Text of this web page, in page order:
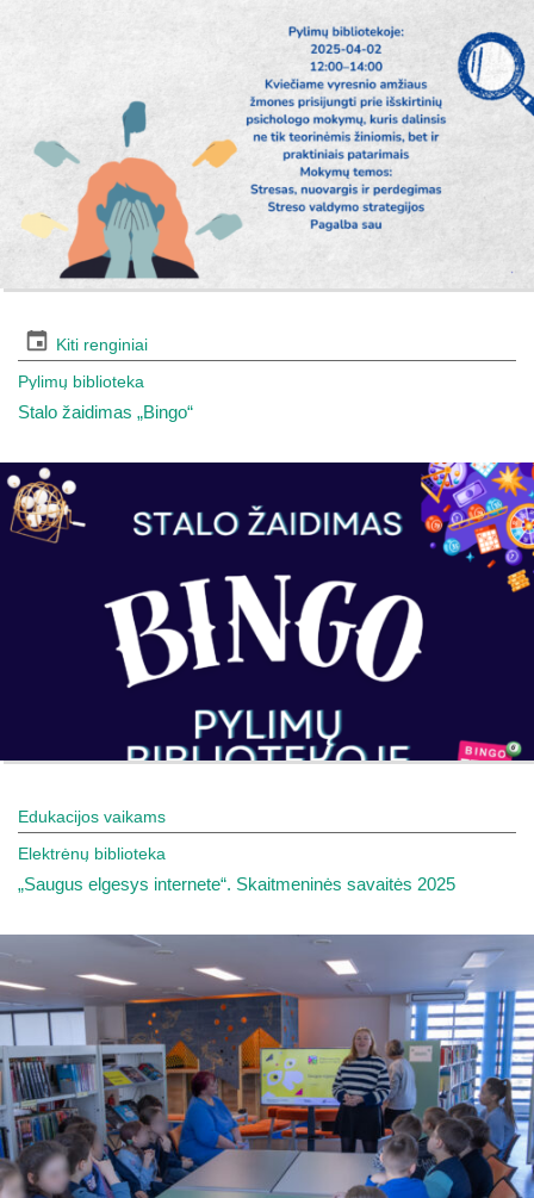
Kiti renginiai
Pylimų biblioteka
Stalo žaidimas „Bingo“
Edukacijos vaikams
Elektrėnų biblioteka
„Saugus elgesys internete“. Skaitmeninės savaitės 2025